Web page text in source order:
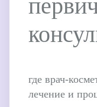
где врач-
лечение и